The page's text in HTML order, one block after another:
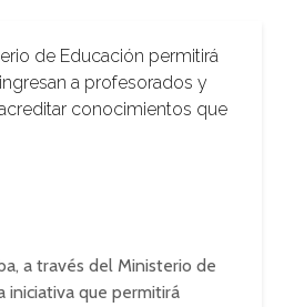
de Educación permitirá
a profesorados y
conocimientos que
a través del Ministerio de
iniciativa que permitirá